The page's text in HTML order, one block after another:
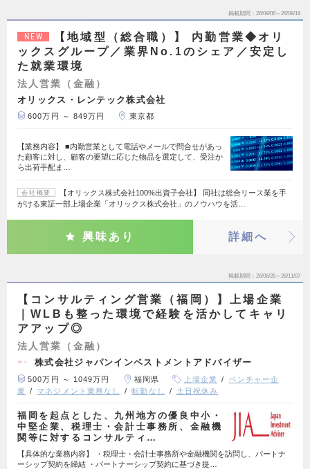
掲載期間 26/08/06～26/08/19
NEW
【地域型（総合職）】 内勤営業◆オリ
ックスグループ／業界No.1のシェア／安定し
た就業環境
法人営業（金融）
オリックス・レンテック株式会社
600万円 ～ 849万円 東京都
【業務内容】 ■内勤営業として電話やメールで問合せがあっ
た顧客に対し、顧客の要望に応じた物品を選定して、受注か
ら出荷手配ま…
会社概要
【オリックス株式会社100%出資子会社】 同社は総合リース業を手
がける東証一部上場企業「オリックス株式会社」のノウハウを活…
興味あり 詳細へ
掲載期間 26/06/26～26/11/07
【コンサルティング営業（福岡）】上場企業
｜WLBも整った環境で経験を活かしてキャリ
アアップ◎
法人営業（金融）
株式会社ジャパンインベストメントアドバイザー
500万円 ～ 1049万円 福岡県 上場企業
ベンチャー企
業
マネジメント業務なし 転勤なし 土日祝休み
福岡を起点とした、九州地方の優良中小・
中堅企業、税理士・会計士事務所、金融機
関等に対するコンサルティ…
【具体的な業務内容】 ・税理士・会計士事務所や金融機関を訪問し、パートナ
ーシップ契約を締結 ・パートナーシップ契約に基づき提…